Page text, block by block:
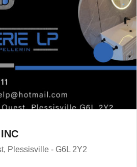
Plessisville - G6L 2Y2